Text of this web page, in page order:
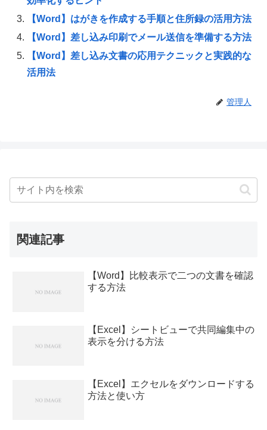
【Word】はがきを作成する手順と住所録の活用方法
【Word】差し込み印刷でメール送信を準備する方法
【Word】差し込み文書の応用テクニックと実践的な
活用法
管理人
関連記事
【Word】比較表示で二つの文書を確認
する方法
【Excel】シートビューで共同編集中の
表示を分ける方法
【Excel】エクセルをダウンロードする
方法と使い方